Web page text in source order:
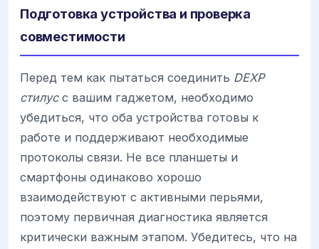
Подготовка устройства и проверка
совместимости
Перед тем как пытаться соединить DEXP
стилусс вашим гаджетом, необходимо
убедиться, что оба устройства готовы к
работе и поддерживают необходимые
протоколы связи. Не все планшеты и
смартфоны одинаково хорошо
взаимодействуют с активными перьями,
поэтому первичная диагностика является
критически важным этапом. Убедитесь, что на